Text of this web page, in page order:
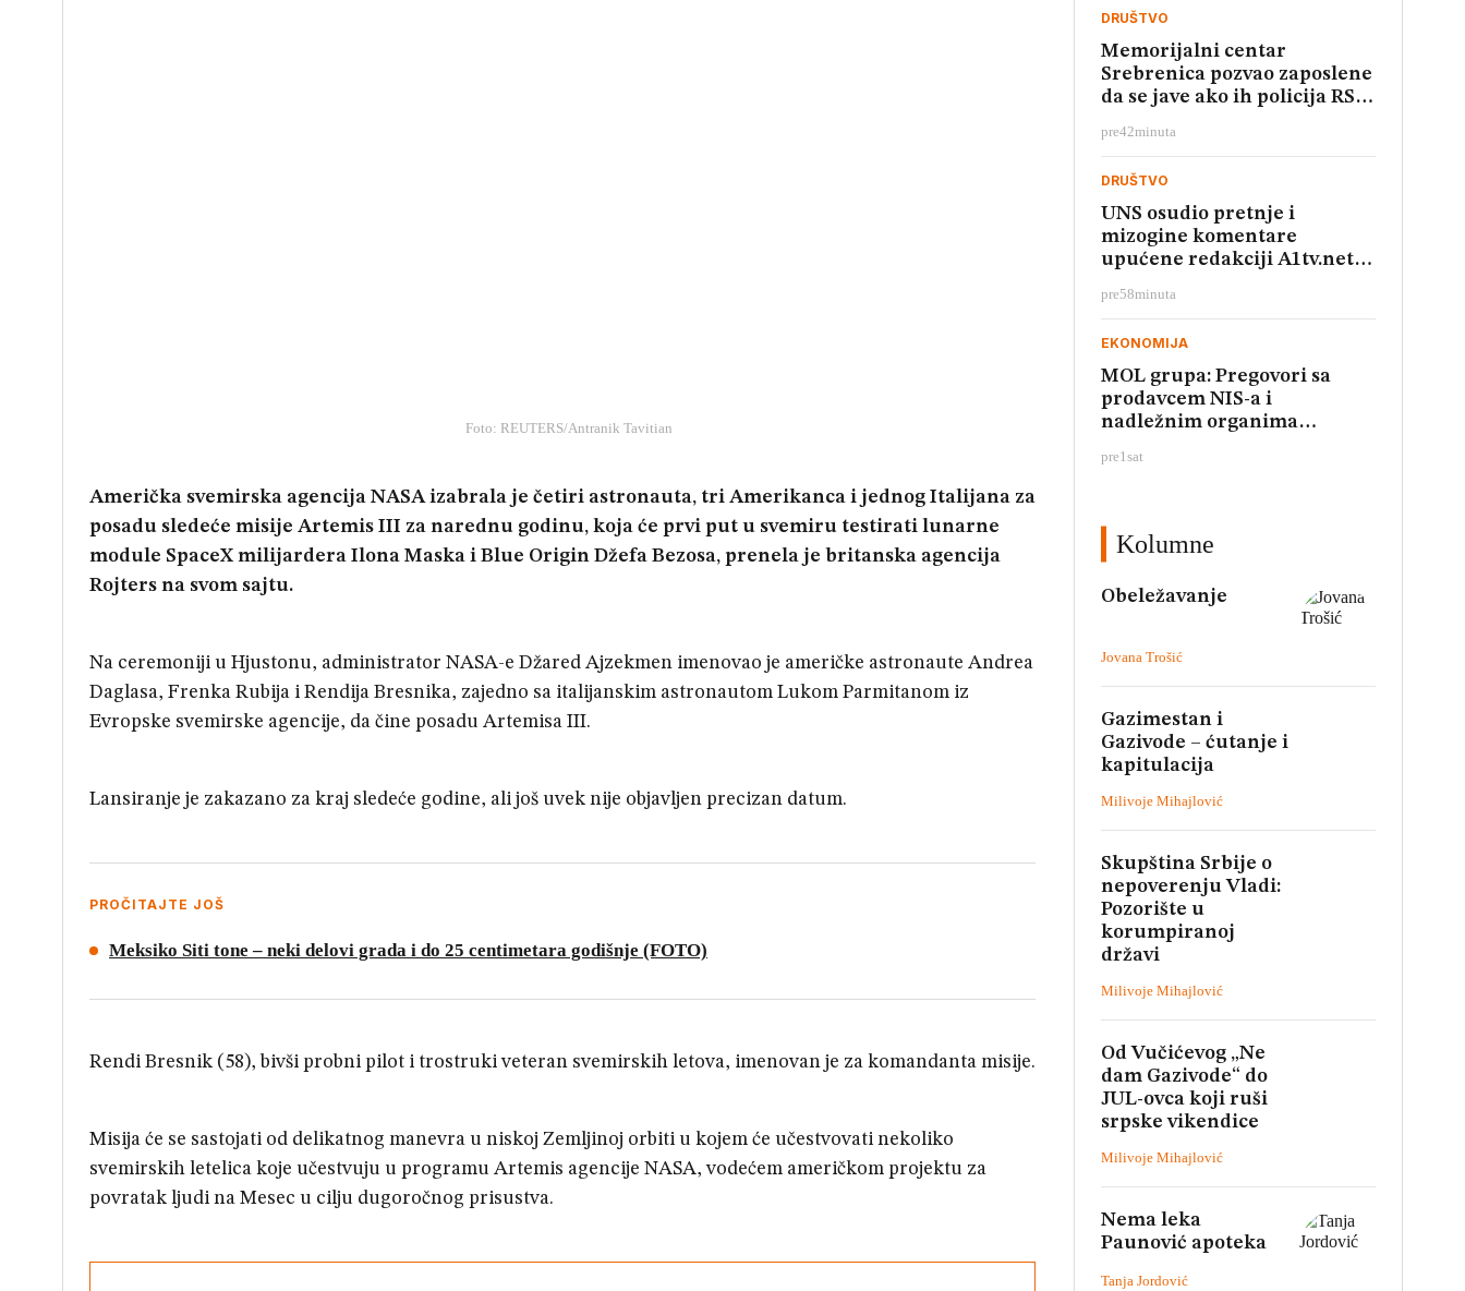
Foto: REUTERS/Antranik Tavitian
Američka svemirska agencija NASA izabrala je četiri astronauta, tri Amerikanca i jednog Italijana za
posadu sledeće misije Artemis III za narednu godinu, koja će prvi put u svemiru testirati lunarne
module SpaceX milijardera Ilona Maska i Blue Origin Džefa Bezosa, prenela je britanska agencija
Rojters na svom sajtu.
Na ceremoniji u Hjustonu, administrator NASA-e Džared Ajzekmen imenovao je američke astronaute Andrea
Daglasa, Frenka Rubija i Rendija Bresnika, zajedno sa italijanskim astronautom Lukom Parmitanom iz
Evropske svemirske agencije, da čine posadu Artemisa III.
Lansiranje je zakazano za kraj sledeće godine, ali još uvek nije objavljen precizan datum.
PROČITAJTE JOŠ
Meksiko Siti tone – neki delovi grada i do 25 centimetara godišnje (FOTO)
Rendi Bresnik (58), bivši probni pilot i trostruki veteran svemirskih letova, imenovan je za komandanta misije.
Misija će se sastojati od delikatnog manevra u niskoj Zemljinoj orbiti u kojem će učestvovati nekoliko
svemirskih letelica koje učestvuju u programu Artemis agencije NASA, vodećem američkom projektu za
povratak ljudi na Mesec u cilju dugoročnog prisustva.
DRUŠTVO
Memorijalni centar
Srebrenica pozvao zaposlene
da se jave ako ih policija RS
pre42minuta
DRUŠTVO
UNS osudio pretnje i
mizogine komentare
upućene redakciji A1tv.net iz
pre58minuta
EKONOMIJA
MOL grupa: Pregovori sa
prodavcem NIS-a i
nadležnim organima
pre1sat
Kolumne
Obeležavanje
Jovana Trošić
Gazimestan i
Gazivode – ćutanje i
kapitulacija
Milivoje Mihajlović
Skupština Srbije o
nepoverenju Vladi:
Pozorište u
korumpiranoj
državi
Milivoje Mihajlović
Od Vučićevog „Ne
dam Gazivode“ do
JUL-ovca koji ruši
srpske vikendice
Milivoje Mihajlović
Nema leka
Paunović apoteka
Tanja Jordović